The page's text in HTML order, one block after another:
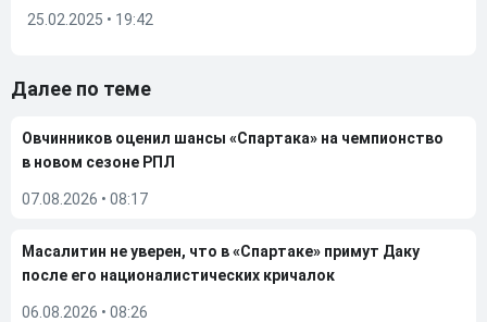
25.02.2025 • 19:42
Далее по теме
Овчинников оценил шансы «Спартака» на чемпионство
в новом сезоне РПЛ
07.08.2026 • 08:17
Масалитин не уверен, что в «Спартаке» примут Даку
после его националистических кричалок
06.08.2026 • 08:26